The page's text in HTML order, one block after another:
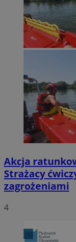
Akcja
Strażacy
zagrożeniami
4